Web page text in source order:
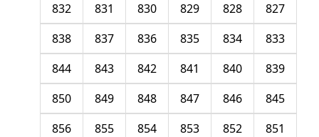
827
828
829
830
831
832
833
834
835
836
837
838
839
840
841
842
843
844
845
846
847
848
849
850
851
852
853
854
855
856